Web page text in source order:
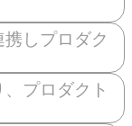
しプロダク
プロダクト